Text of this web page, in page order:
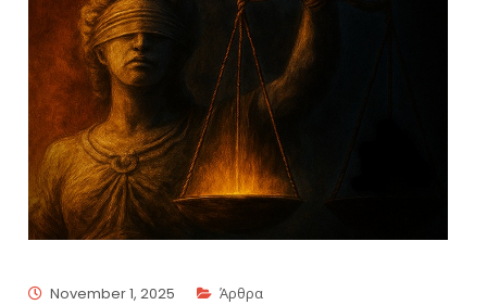
November 1, 2025 Άρθρα